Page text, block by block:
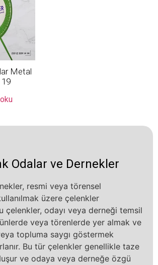
Metal
Odalar ve Dernekler
resmi veya törensel
üzere çelenkler
çelenkler, odayı veya derneği temsil
veya törenlerde yer almak ve
topluma saygı göstermek
Bu tür çelenkler genellikle taze
ve odaya veya derneğe özgü